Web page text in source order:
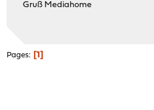
Gruß Mediahome
Pages 1